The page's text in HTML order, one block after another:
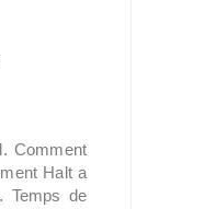
Comment
Halt a
Temps de